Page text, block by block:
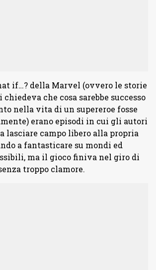
if…? della Marvel (ovvero le storie
che cosa sarebbe successo
nella vita di un supereroe fosse
erano episodi in cui gli autori
lasciare campo libero alla propria
a fantasticare su mondi ed
ma il gioco finiva nel giro di
troppo clamore.